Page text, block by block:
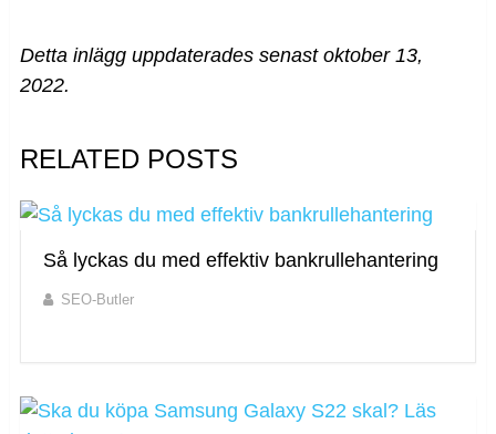
Detta inlägg uppdaterades senast oktober 13,
2022.
RELATED POSTS
Så lyckas du med effektiv bankrullehantering
SEO-Butler